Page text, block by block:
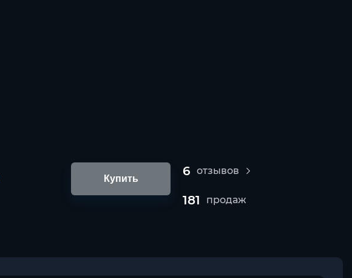
Купить
6 отзывов
181 продаж